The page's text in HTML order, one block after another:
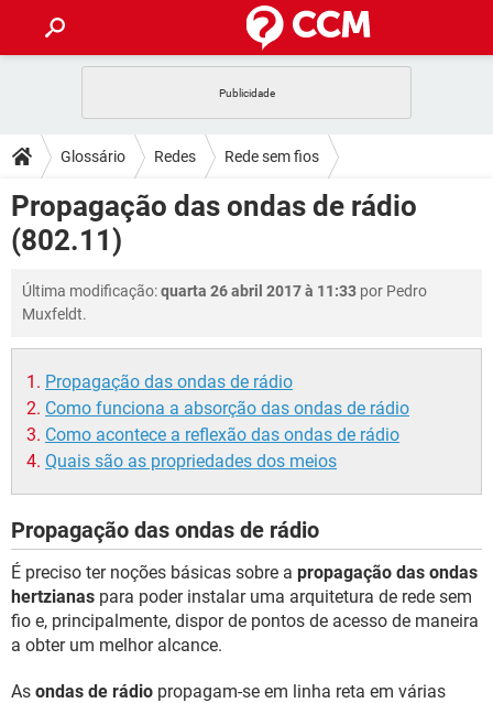
CELULAR FACEBOOK
OUTLOOK EXCEL
INSTAGRAM
DICAS
JOGOS WHATSAPP
CELULAR FACEBOOK
INSTAGRAM GMAIL
DOWNLOADS
JOGOS
OUTLOOK
INSTAGRAM GMAIL
GUIA DE COMPRAS
FÓRUM
JOGOS WHATSAPP
INSTAGRAM GMAIL
GUIA DE COMPRAS
GLOSSÁRIO
JOGOS WHATSAPP
CELULAR
OUTLOOK EXCEL
INSTAGRAM GMAIL
Glossário Redes Rede sem fios
Propagação das ondas de rádio
(802.11)
Última modificação:quarta 26 abril 2017 à 11:33 por Pedro
Muxfeldt.
Propagação das ondas de rádio
Como funciona a absorção das ondas de rádio
Como acontece a reflexão das ondas de rádio
Quais são as propriedades dos meios
Propagação das ondas de rádio
É preciso ter noções básicas sobre a propagação das ondas
hertzianas para poder instalar uma arquitetura de rede sem
fio e, principalmente, dispor de pontos de acesso de maneira
a obter um melhor alcance.
As ondas de rádio propagam-se em linha reta em várias